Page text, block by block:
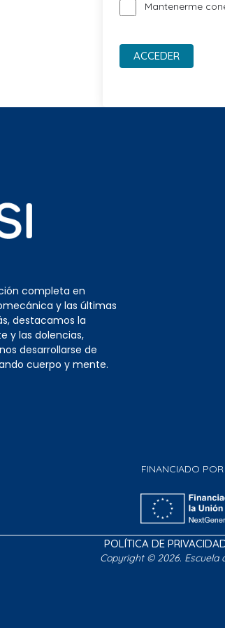
Mantenerme
ACCEDER
completa en
y las últimas
destacamos la
y las dolencias,
desarrollarse de
cuerpo y mente.
FINANCIADO
POLÍTICA DE
Copyright © 2026. Escuela